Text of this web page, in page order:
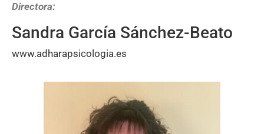
Directora:
Sandra García Sánchez-Beato
www.adharapsicologia.es